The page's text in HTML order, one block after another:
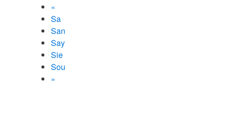
«
Sa
San
Say
Sie
Sou
»